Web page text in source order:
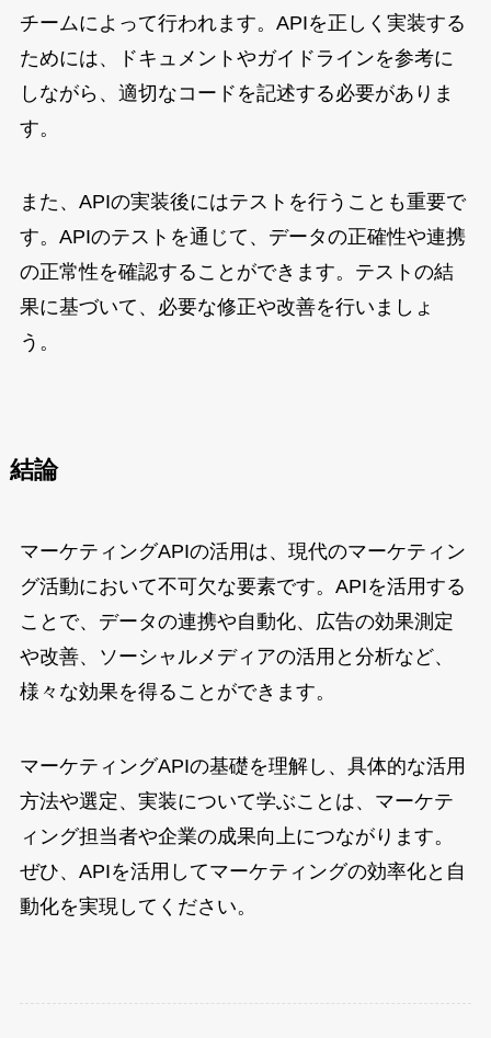
チームによって行われます。APIを正しく実装する
ためには、ドキュメントやガイドラインを参考に
しながら、適切なコードを記述する必要がありま
す。
また、APIの実装後にはテストを行うことも重要で
す。APIのテストを通じて、データの正確性や連携
の正常性を確認することができます。テストの結
果に基づいて、必要な修正や改善を行いましょ
う。
結論
マーケティングAPIの活用は、現代のマーケティン
グ活動において不可欠な要素です。APIを活用する
ことで、データの連携や自動化、広告の効果測定
や改善、ソーシャルメディアの活用と分析など、
様々な効果を得ることができます。
マーケティングAPIの基礎を理解し、具体的な活用
方法や選定、実装について学ぶことは、マーケテ
ィング担当者や企業の成果向上につながります。
ぜひ、APIを活用してマーケティングの効率化と自
動化を実現してください。